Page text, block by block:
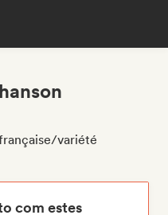
variété
com estes